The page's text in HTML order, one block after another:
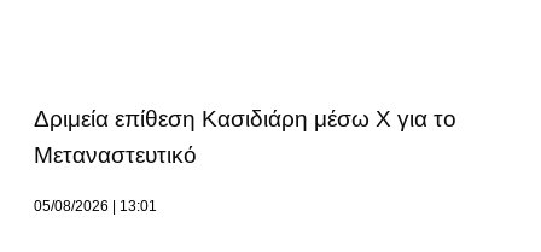
Δριμεία επίθεση Κασιδιάρη μέσω Χ για το
Μεταναστευτικό
05/08/2026 13:01